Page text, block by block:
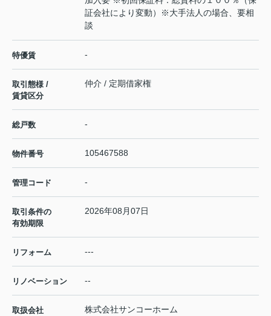
証会社により変動）※大手法人の場合、要相
談
特優賃 -
取引態様 /
賃貸区分
仲介 / 定期借家権
総戸数 -
物件番号 105467588
管理コード -
取引条件の
有効期限
2026年08月07日
リフォーム ---
リノベーション --
取扱会社
株式会社サンコーホーム